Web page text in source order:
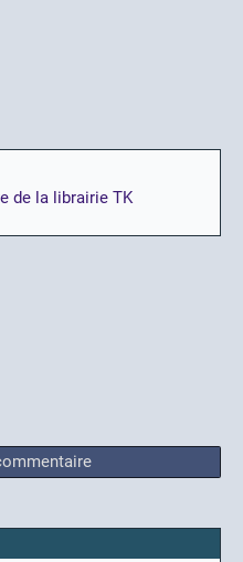
de la librairie TK